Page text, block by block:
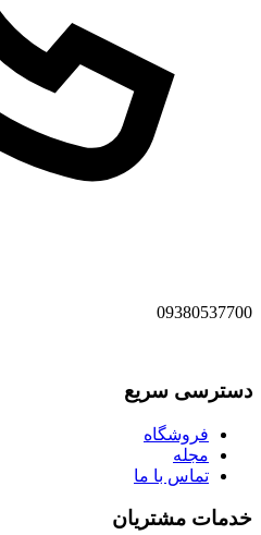
09380537700
دسترسی سریع
فروشگاه
مجله
تماس با ما
خدمات مشتریان